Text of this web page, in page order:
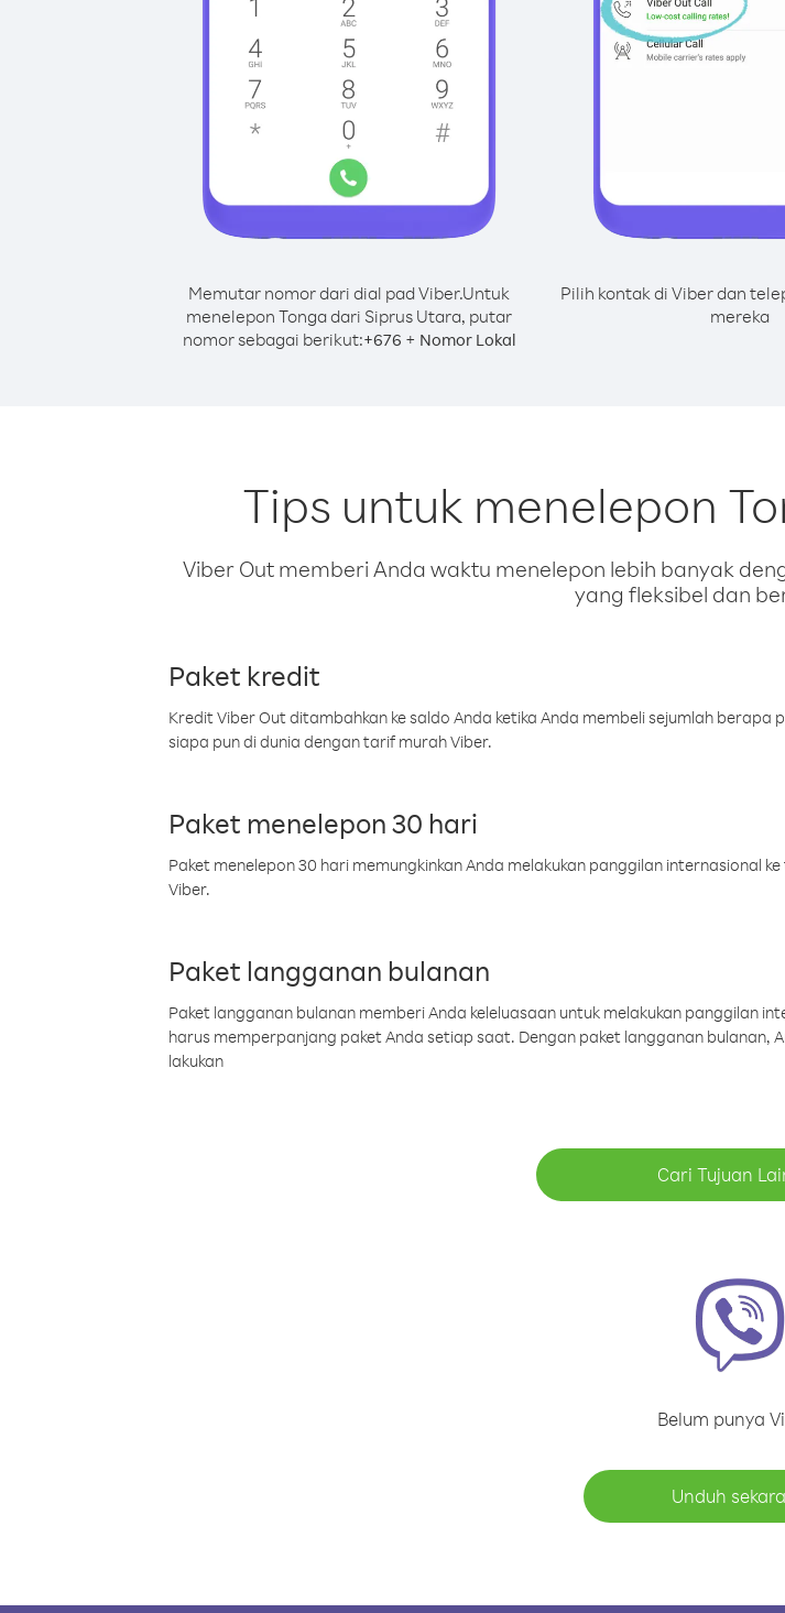
Memutar nomor dari dial pad Viber.Untuk
menelepon Tonga dari Siprus Utara, putar
nomor sebagai berikut:+676 + Nomor Lokal
Pilih kontak di Viber dan
mereka
Tips untuk menelepon
Viber Out memberi Anda waktu menelepon lebih banyak
yang fleksibel dan
Paket kredit
Kredit Viber Out ditambahkan ke saldo Anda ketika Anda membeli sejumlah
siapa pun di dunia dengan tarif murah Viber.
Paket menelepon 30 hari
Paket menelepon 30 hari memungkinkan Anda melakukan panggilan internasional
Viber.
Paket langganan bulanan
Paket langganan bulanan memberi Anda keleluasaan untuk melakukan panggilan
harus memperpanjang paket Anda setiap saat. Dengan paket langganan
lakukan
Cari Tujuan
Belum punya
Unduh